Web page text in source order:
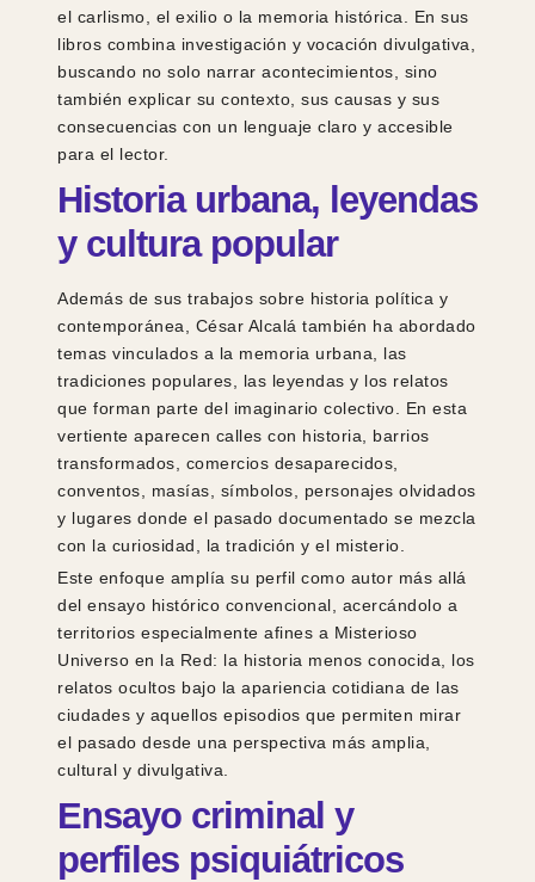
el carlismo, el exilio o la memoria histórica. En sus
libros combina investigación y vocación divulgativa,
buscando no solo narrar acontecimientos, sino
también explicar su contexto, sus causas y sus
consecuencias con un lenguaje claro y accesible
para el lector.
Historia urbana, leyendas
y cultura popular
Además de sus trabajos sobre historia política y
contemporánea, César Alcalá también ha abordado
temas vinculados a la memoria urbana, las
tradiciones populares, las leyendas y los relatos
que forman parte del imaginario colectivo. En esta
vertiente aparecen calles con historia, barrios
transformados, comercios desaparecidos,
conventos, masías, símbolos, personajes olvidados
y lugares donde el pasado documentado se mezcla
con la curiosidad, la tradición y el misterio.
Este enfoque amplía su perfil como autor más allá
del ensayo histórico convencional, acercándolo a
territorios especialmente afines a Misterioso
Universo en la Red: la historia menos conocida, los
relatos ocultos bajo la apariencia cotidiana de las
ciudades y aquellos episodios que permiten mirar
el pasado desde una perspectiva más amplia,
cultural y divulgativa.
Ensayo criminal y
perfiles psiquiátricos